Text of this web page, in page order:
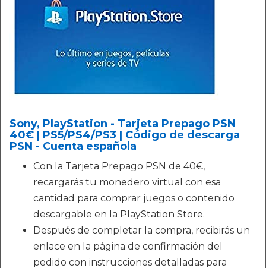
Sony, PlayStation - Tarjeta Prepago PSN
40€ | PS5/PS4/PS3 | Código de descarga
PSN - Cuenta española
Con la Tarjeta Prepago PSN de 40€,
recargarás tu monedero virtual con esa
cantidad para comprar juegos o contenido
descargable en la PlayStation Store.
Después de completar la compra, recibirás un
enlace en la página de confirmación del
pedido con instrucciones detalladas para